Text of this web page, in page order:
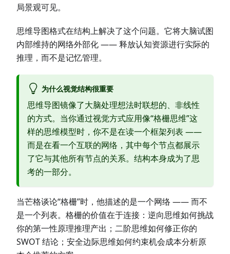
局景观可见。
思维导图格式在结构上解决了这个问题。它将大脑试图
内部维持的网络外部化 —— 释放认知资源进行实际的
推理，而不是记忆管理。
为什么视觉结构很重要
思维导图镜像了大脑处理想法时联想的、非线性
的方式。当你通过视觉方式应用像“格栅思维”这
样的思维模型时，你不是在读一个框架列表 ——
而是在看一个互联的网络，其中每个节点都展示
了它与其他所有节点的关系。结构本身成为了思
考的一部分。
当芒格谈论“格栅”时，他描述的是一个网络 —— 而不
是一个列表。格栅的价值在于连接：逆向思维如何挑战
你的第一性原理推理产出；二阶思维如何修正你的
SWOT 结论；安全边际思维如何约束机会成本分析原